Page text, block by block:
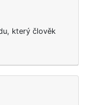
který člověk